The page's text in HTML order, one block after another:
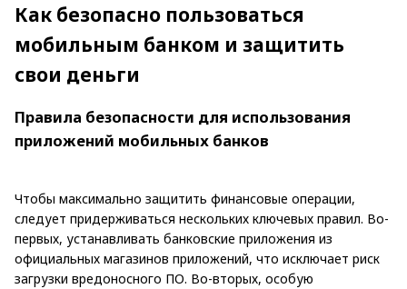
Как безопасно пользоваться
мобильным банком и защитить
свои деньги
Правила безопасности для использования
приложений мобильных банков
Чтобы максимально защитить финансовые операции,
следует придерживаться нескольких ключевых правил. Во-
первых, устанавливать банковские приложения из
официальных магазинов приложений, что исключает риск
загрузки вредоносного ПО. Во-вторых, особую